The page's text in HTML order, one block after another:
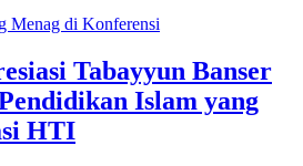
Tabayyun Banser
Islam yang
HTI